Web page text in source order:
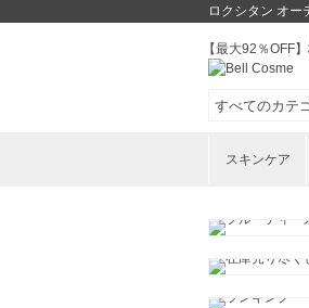
ロクシタン オー
【最大92％OFF
スキンケア